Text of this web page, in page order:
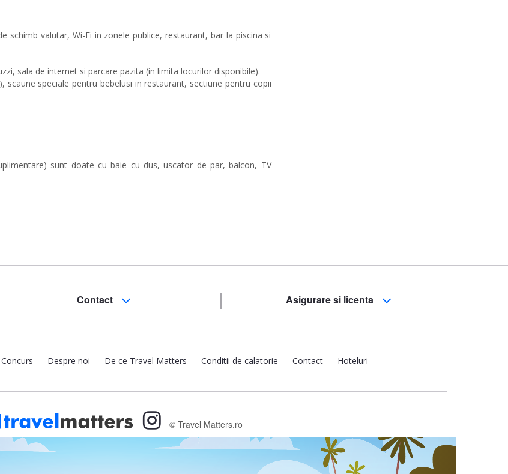
valutar, Wi-Fi in zonele publice, restaurant, bar la piscina si
sala de internet si parcare pazita (in limita locurilor disponibile).
speciale pentru bebelusi in restaurant, sectiune pentru copii
sunt doate cu baie cu dus, uscator de par, balcon, TV
Contact Asigurare si licenta
Despre noi De ce Travel Matters Conditii de calatorie Contact Hoteluri
© Travel Matters.ro